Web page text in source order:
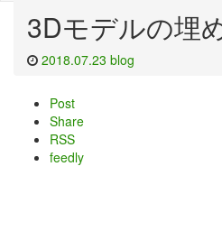
3Dモデルの埋
2018.07.23 blog
Post
Share
RSS
feedly